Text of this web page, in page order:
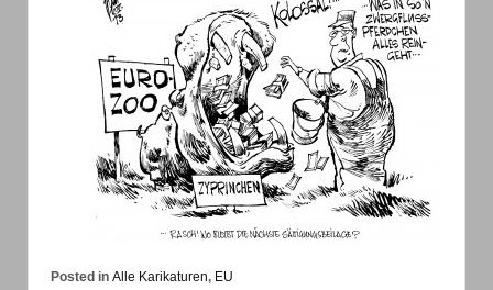
Posted in Alle Karikaturen, EU